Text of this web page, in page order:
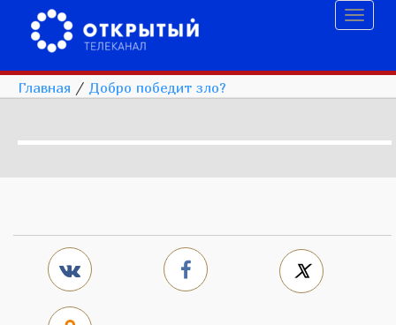
Главная / Добро победит зло?